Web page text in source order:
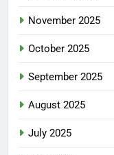
November 2025
October 2025
September 2025
August 2025
July 2025